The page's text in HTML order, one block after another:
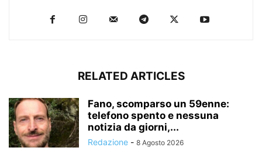
RELATED ARTICLES
Fano, scomparso un 59enne:
telefono spento e nessuna
notizia da giorni,...
Redazione - 8 Agosto 2026